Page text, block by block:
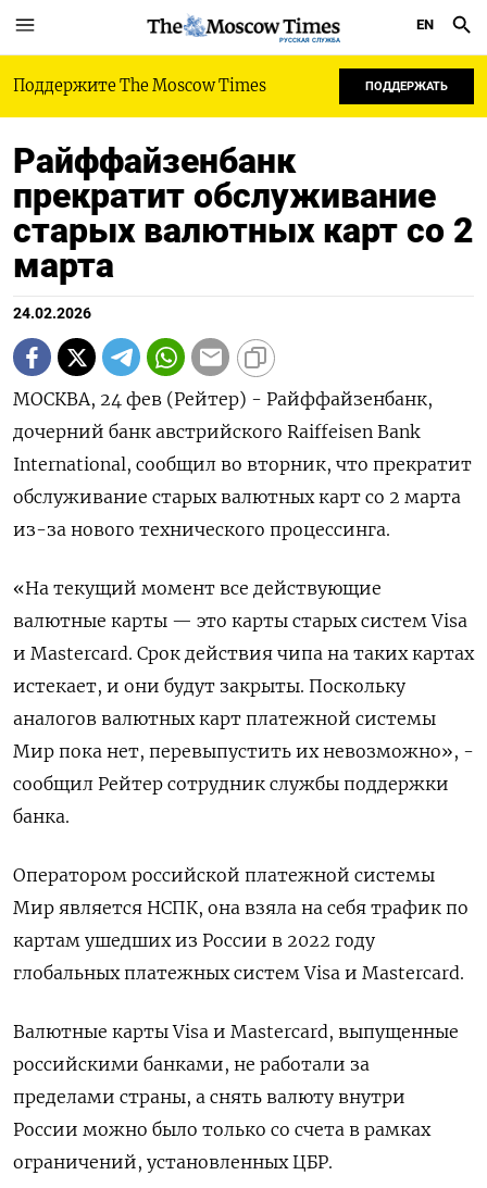
РУССКАЯ СЛУЖБА
EN
Поддержите The Moscow Times ПОДДЕРЖАТЬ
Райффайзенбанк
прекратит обслуживание
старых валютных карт со 2
марта
24.02.2026
МОСКВА, 24 фев (Рейтер) - Райффайзенбанк,
дочерний банк австрийского Raiffeisen Bank
International, сообщил во вторник, что прекратит
обслуживание старых валютных карт ‌со 2 марта
из-за нового технического процессинга.
«На текущий момент все действующие
валютные карты — это карты старых систем ​Visa
и Mastercard. ​Срок действия ​чипа на таких ⁠картах
истекает, и они будут ‌закрыты. Поскольку
аналогов валютных карт платежной ‌системы
Мир пока нет, перевыпустить их невозможно», -
сообщил Рейтер сотрудник ​службы поддержки
банка.
Оператором российской платежной системы
‌Мир является НСПК, она взяла на себя трафик по ​
картам ушедших из России в 2022 году
глобальных ‌платежных систем Visa и Mastercard.
Валютные карты Visa и Mastercard, выпущенные
российскими банками, не работали за ​
пределами страны, а ​снять валюту ‌внутри
России можно было только со счета в рамках ​
ограничений, установленных ЦБР.